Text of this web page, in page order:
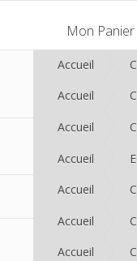
Mon Panier
Accueil
Accueil
Accueil
Accueil
Accueil
Accueil
Accueil